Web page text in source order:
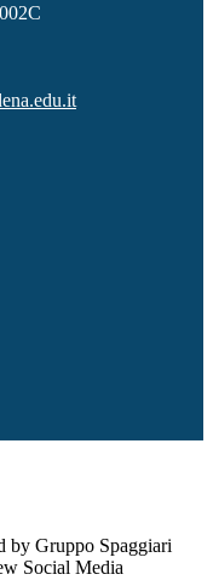
by Gruppo Spaggiari
Social Media